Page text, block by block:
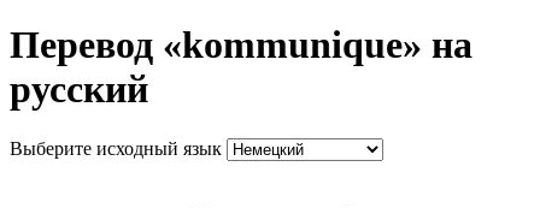
Перевод «kommunique» на
русский
Выберите исходный язык